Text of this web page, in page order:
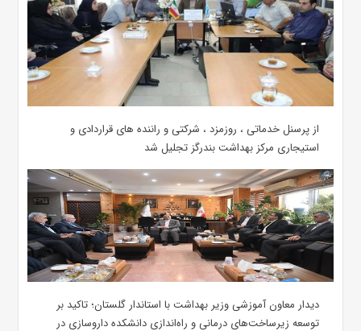
از پرسنل خدماتی ، روزمزد ، شرکتی و راننده های قراردادی و
استیجاری مرکز بهداشت بندرگز تجلیل شد
دیدار معاون آموزشی وزیر بهداشت با استاندار گلستان؛ تاکید بر
توسعه زیرساخت‌های درمانی و راه‌اندازی دانشکده داروسازی در